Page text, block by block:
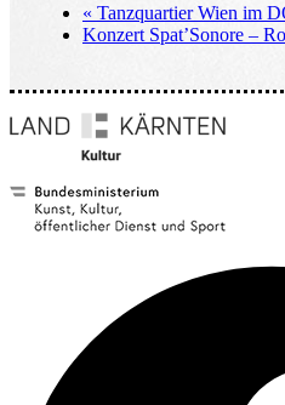
« Tanzquartier Wien im
Konzert Spat’Sonore –